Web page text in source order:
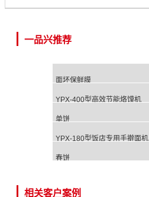
一品兴推荐
面坯保鲜膜
YPX-400型高效节能烙馍机
单饼
YPX-180型饭店专用手擀面机
春饼
相关客户案例